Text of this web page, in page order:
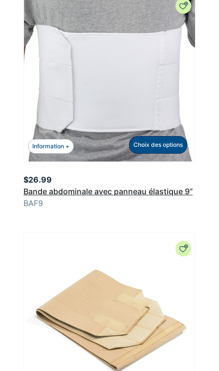
Information + Choix des options
Bande abdominale avec panneau élastique 9”
$26.99
BAF9